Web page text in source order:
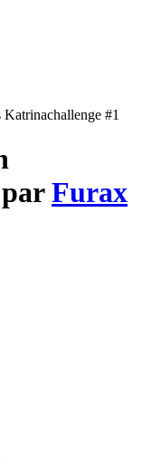
Katrinachallenge #1
Furax